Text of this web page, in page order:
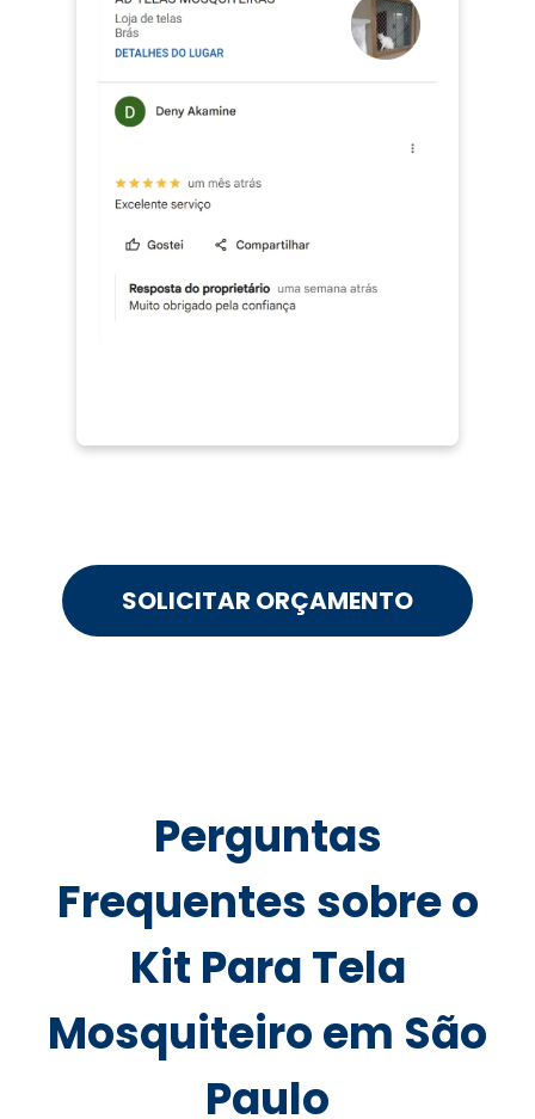
SOLICITAR ORÇAMENTO
Perguntas
Frequentes sobre o
Kit Para Tela
Mosquiteiro em São
Paulo